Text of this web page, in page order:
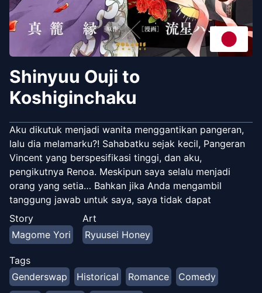
Shinyuu Ouji to
Koshiginchaku
Aku dikutuk menjadi wanita menggantikan pangeran,
lalu dia melamarku?! Sahabatku sejak kecil, Pangeran
Vincent yang berspesifikasi tinggi, dan aku,
pengikutnya Renoa. Meskipun saya selalu menjadi
orang yang setia… Bahkan jika Anda mengambil
tanggung jawab untuk saya, saya tidak dapat
menerima lamaran itu! Kisah cinta yang menggila
antara seorang pangeran yang menyusahkan dan
pengiring kambing hitamnya!
Story
Magome Yori
Art
Ryuusei Honey
Tags
Genderswap
Historical Romance
Comedy